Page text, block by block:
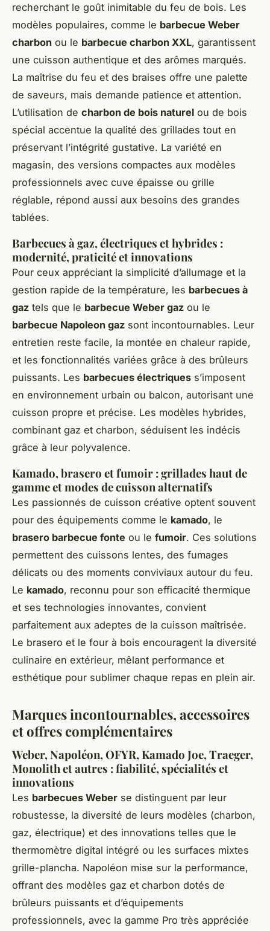
recherchant le goût inimitable du feu de bois. Les
modèles populaires, comme le barbecue Weber
charbon ou le barbecue charbon XXL, garantissent
une cuisson authentique et des arômes marqués.
La maîtrise du feu et des braises offre une palette
de saveurs, mais demande patience et attention.
L’utilisation de charbon de bois naturel ou de bois
spécial accentue la qualité des grillades tout en
préservant l’intégrité gustative. La variété en
magasin, des versions compactes aux modèles
professionnels avec cuve épaisse ou grille
réglable, répond aussi aux besoins des grandes
tablées.
Barbecues à gaz, électriques et hybrides :
modernité, praticité et innovations
Pour ceux appréciant la simplicité d’allumage et la
gestion rapide de la température, les barbecues à
gaz tels que le barbecue Weber gaz ou le
barbecue Napoleon gaz sont incontournables. Leur
entretien reste facile, la montée en chaleur rapide,
et les fonctionnalités variées grâce à des brûleurs
puissants. Les barbecues électriques s’imposent
en environnement urbain ou balcon, autorisant une
cuisson propre et précise. Les modèles hybrides,
combinant gaz et charbon, séduisent les indécis
grâce à leur polyvalence.
Kamado, brasero et fumoir : grillades haut de
gamme et modes de cuisson alternatifs
Les passionnés de cuisson créative optent souvent
pour des équipements comme le kamado, le
brasero barbecue fonte ou le fumoir. Ces solutions
permettent des cuissons lentes, des fumages
délicats ou des moments conviviaux autour du feu.
Le kamado, reconnu pour son efficacité thermique
et ses technologies innovantes, convient
parfaitement aux adeptes de la cuisson maîtrisée.
Le brasero et le four à bois encouragent la diversité
culinaire en extérieur, mêlant performance et
esthétique pour sublimer chaque repas en plein air.
Marques incontournables, accessoires
et offres complémentaires
Weber, Napoléon, OFYR, Kamado Joe, Traeger,
Monolith et autres : fiabilité, spécialités et
innovations
Les barbecues Weber se distinguent par leur
robustesse, la diversité de leurs modèles (charbon,
gaz, électrique) et des innovations telles que le
thermomètre digital intégré ou les surfaces mixtes
grille-plancha. Napoléon mise sur la performance,
offrant des modèles gaz et charbon dotés de
brûleurs puissants et d’équipements
professionnels, avec la gamme Pro très appréciée